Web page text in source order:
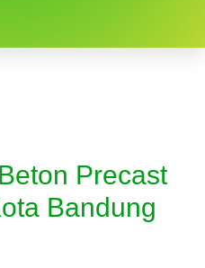
Precast
Bandung